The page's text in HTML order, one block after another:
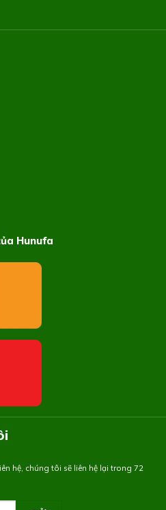
Hunufa
hệ, chúng tôi sẽ liên hệ lại trong 72